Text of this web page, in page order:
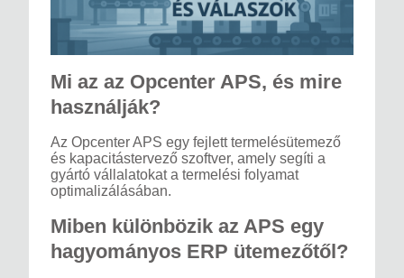
Mi az az Opcenter APS, és mire
használják?
Az Opcenter APS egy fejlett termelésütemező
és kapacitástervező szoftver, amely segíti a
gyártó vállalatokat a termelési folyamat
optimalizálásában.
Miben különbözik az APS egy
hagyományos ERP ütemezőtől?